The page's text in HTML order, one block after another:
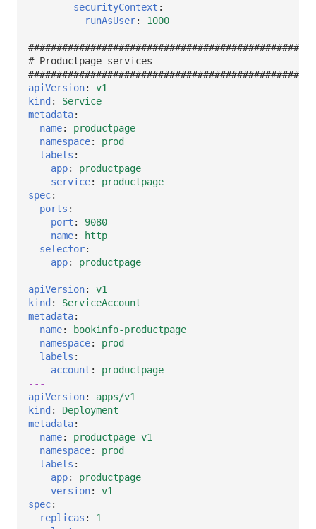
securityContext :
runAsUser:
1000
---
# Productpage services
apiVersion:
v1
kind :
Service
metadata:
name:
productpage
namespace:
prod
labels :
app:
productpage
service:
productpage
spec:
ports :
-
port :
9080
name:
http
selector:
app:
productpage
---
apiVersion:
v1
kind :
ServiceAccount
metadata:
name:
bookinfo-productpage
namespace:
prod
labels :
account :
productpage
---
apiVersion:
apps/v1
kind :
Deployment
metadata:
name:
productpage-v1
namespace:
prod
labels :
app:
productpage
version:
v1
spec:
replicas :
1